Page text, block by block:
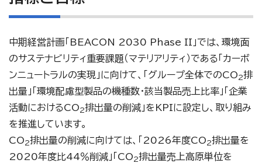
中期経営計画「BEACON 2030 Phase II」では、環境面
のサステナビリティ重要課題（マテリアリティ）である「カーボ
ンニュートラルの実現」に向けて、「グループ全体でのCO2排
出量」「環境配慮型製品の機種数・該当製品売上比率」「企業
活動におけるCO2排出量の削減」をKPIに設定し、取り組み
を推進しています。
CO2排出量の削減に向けては、「2026年度CO2排出量を
2020年度比44％削減」「CO2排出量売上高原単位を